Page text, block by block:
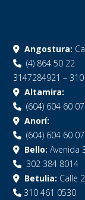
Angostura:
(4) 864 50 22
3147284921 –
Altamira:
(604) 604 60 07
Anorí:
(604) 604 60
Bello: Avenida
302 384 8014
Betulia: Calle
310 461 0530